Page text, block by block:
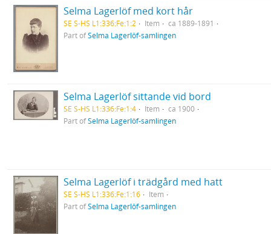
Selma Lagerlöf med kort hår
SE S-HS L1:336:Fe:1:2 Item
ca 1889-1891
Part ofSelma Lagerlöf-samlingen
Selma Lagerlöf sittande vid bord
SE S-HS L1:336:Fe:1:4 Item
ca 1900
Part ofSelma Lagerlöf-samlingen
Selma Lagerlöf i trädgård med hatt
SE S-HS L1:336:Fe:1:16
Item
Part ofSelma Lagerlöf-samlingen